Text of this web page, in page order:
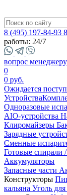
8 (495) 197-84-93
работы: 24/7
вопрос менеджеру
0
0 руб.
Ожидается
Устройства
Одноразовые
AIO-устройства
Клиромайзеры
Зарядные
Сменные
Готовые спирали
Аккумуляторы
Запасные части
Конструкторы
кальяна Уголь для